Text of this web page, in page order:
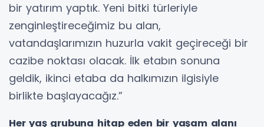
bir yatırım yaptık. Yeni bitki türleriyle
zenginleştireceğimiz bu alan,
vatandaşlarımızın huzurla vakit geçireceği bir
cazibe noktası olacak. İlk etabın sonuna
geldik, ikinci etaba da halkımızın ilgisiyle
birlikte başlayacağız.”
Her yaş grubuna hitap eden bir yaşam alanı